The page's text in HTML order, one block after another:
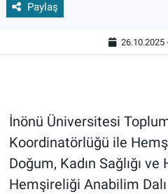
Paylaş
26.10.2025
İnönü Üniversitesi
Koordinatörlüğü ile
Doğum, Kadın Sağlığı ve
Hemşireliği Anabilim